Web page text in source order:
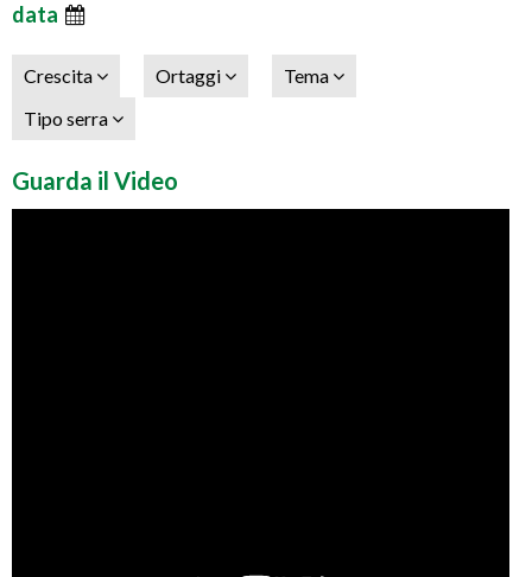
data
Crescita Ortaggi
Tema
Tipo serra
Guarda il Video